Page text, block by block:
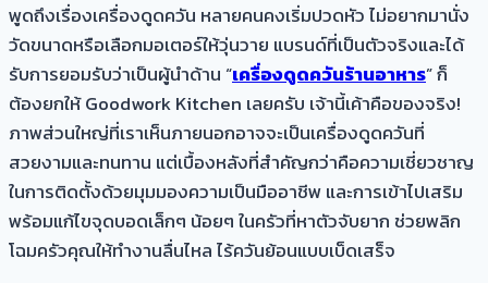
พูดถึงเรื่องเครื่องดูดควัน หลายคนคงเริ่มปวดหัว ไม่อยากมานั่ง
วัดขนาดหรือเลือกมอเตอร์ให้วุ่นวาย แบรนด์ที่เป็นตัวจริงและได้
รับการยอมรับว่าเป็นผู้นำด้าน “เครื่องดูดควันร้านอาหาร” ก็
ต้องยกให้ Goodwork Kitchen เลยครับ เจ้านี้เค้าคือของจริง!
ภาพส่วนใหญ่ที่เราเห็นภายนอกอาจจะเป็นเครื่องดูดควันที่
สวยงามและทนทาน แต่เบื้องหลังที่สำคัญกว่าคือความเชี่ยวชาญ
ในการติดตั้งด้วยมุมมองความเป็นมืออาชีพ และการเข้าไปเสริม
พร้อมแก้ไขจุดบอดเล็กๆ น้อยๆ ในครัวที่หาตัวจับยาก ช่วยพลิก
โฉมครัวคุณให้ทำงานลื่นไหล ไร้ควันย้อนแบบเบ็ดเสร็จ